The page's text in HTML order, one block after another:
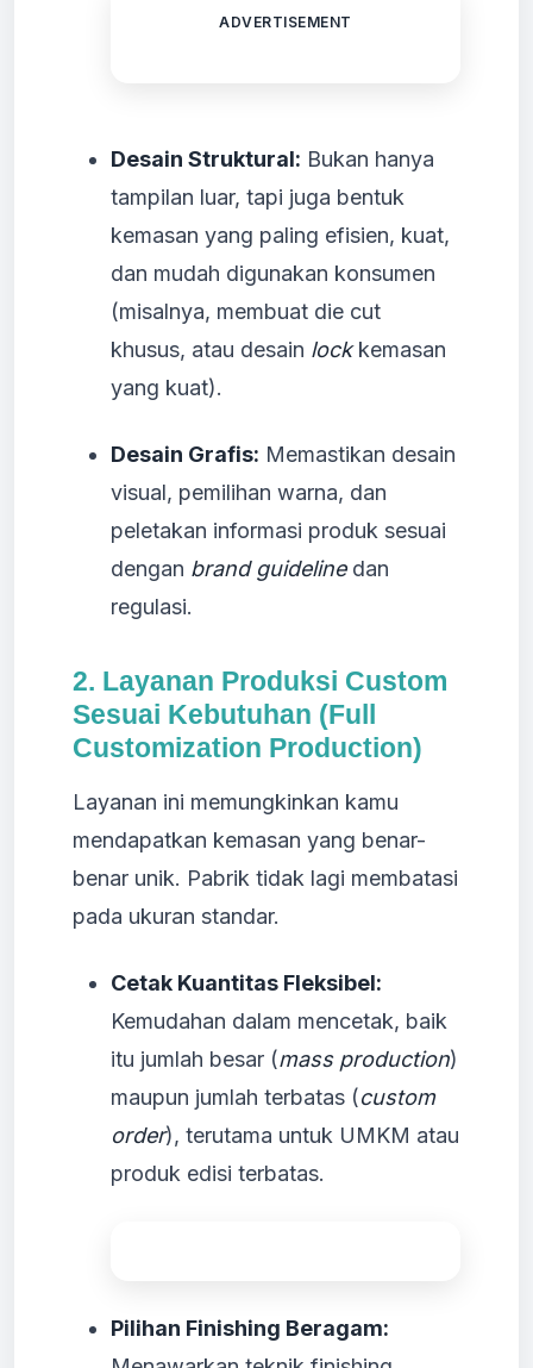
ADVERTISEMENT
Desain Struktural: Bukan hanya
tampilan luar, tapi juga bentuk
kemasan yang paling efisien, kuat,
dan mudah digunakan konsumen
(misalnya, membuat die cut
khusus, atau desain lockkemasan
yang kuat).
Desain Grafis: Memastikan desain
visual, pemilihan warna, dan
peletakan informasi produk sesuai
dengan brand guidelinedan
regulasi.
2. Layanan Produksi Custom
Sesuai Kebutuhan (Full
Customization Production)
Layanan ini memungkinkan kamu
mendapatkan kemasan yang benar-
benar unik. Pabrik tidak lagi membatasi
pada ukuran standar.
Cetak Kuantitas Fleksibel:
Kemudahan dalam mencetak, baik
itu jumlah besar (mass production)
maupun jumlah terbatas (custom
order), terutama untuk UMKM atau
produk edisi terbatas.
Pilihan Finishing Beragam: